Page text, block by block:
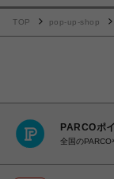
TOP pop-up-shop
PARCOポ
全国の